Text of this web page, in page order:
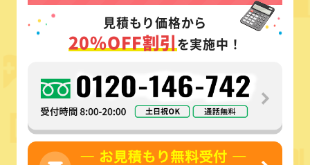
見積もり価格から
20%OFF割引を実施中！